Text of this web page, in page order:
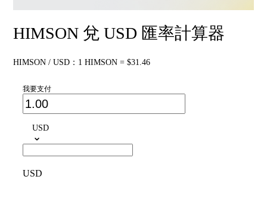
HIMSON 兌 USD 匯率計算器
HIMSON / USD：1 HIMSON = $31.46
我要支付
USD
USD